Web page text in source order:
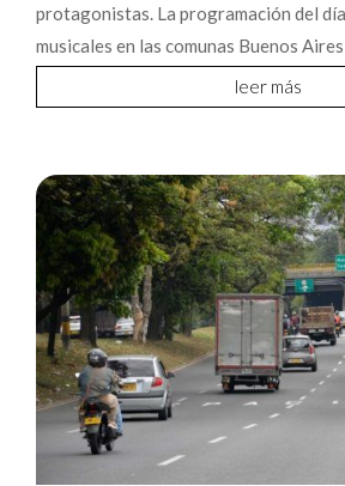
protagonistas. La programación del
musicales en las comunas Buenos Aires
leer más